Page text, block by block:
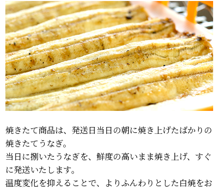
焼きたて商品は、発送日当日の朝に焼き上げたばかりの
焼きたてうなぎ。
当日に捌いたうなぎを、鮮度の高いまま焼き上げ、すぐ
に発送いたします。
温度変化を抑えることで、よりふんわりとした白焼をお